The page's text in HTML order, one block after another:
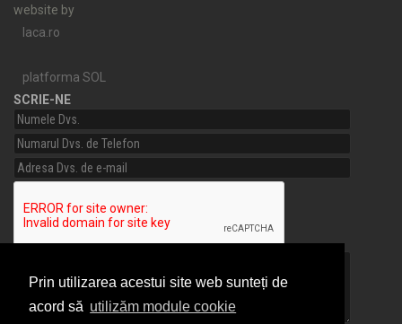
Prin utilizarea acestui site web sunteți de
acord să utilizăm module cookie
website by
laca.ro
platforma SOL
SCRIE-NE